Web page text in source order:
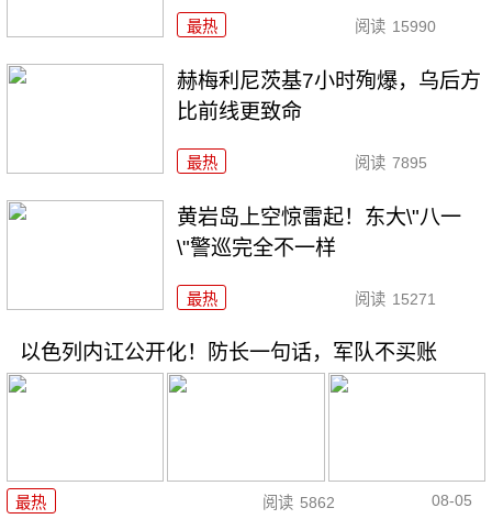
最热 阅读 15990
赫梅利尼茨基7小时殉爆，乌后方
比前线更致命
最热 阅读 7895
黄岩岛上空惊雷起！东大\"八一
\"警巡完全不一样
最热 阅读 15271
以色列内讧公开化！防长一句话，军队不买账
最热 阅读 5862 08-05